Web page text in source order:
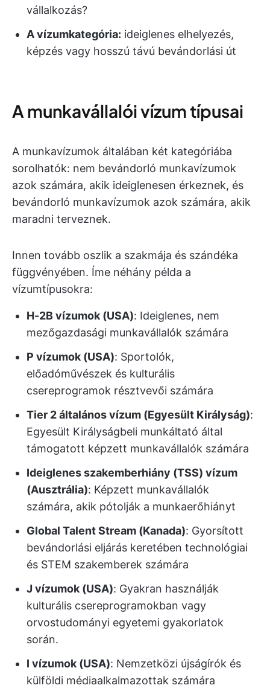
vállalkozás?
A vízumkategória: ideiglenes elhelyezés,
képzés vagy hosszú távú bevándorlási út
A munkavállalói vízum típusai
A munkavízumok általában két kategóriába
sorolhatók: nem bevándorló munkavízumok
azok számára, akik ideiglenesen érkeznek, és
bevándorló munkavízumok azok számára, akik
maradni terveznek.
Innen tovább oszlik a szakmája és szándéka
függvényében. Íme néhány példa a
vízumtípusokra:
H-2B vízumok (USA): Ideiglenes, nem
mezőgazdasági munkavállalók számára
P vízumok (USA): Sportolók,
előadóművészek és kulturális
csereprogramok résztvevői számára
Tier 2 általános vízum (Egyesült Királyság):
Egyesült Királyságbeli munkáltató által
támogatott képzett munkavállalók számára
Ideiglenes szakemberhiány (TSS) vízum
(Ausztrália): Képzett munkavállalók
számára, akik pótolják a munkaerőhiányt
Global Talent Stream (Kanada): Gyorsított
bevándorlási eljárás keretében technológiai
és STEM szakemberek számára
J vízumok (USA): Gyakran használják
kulturális csereprogramokban vagy
orvostudományi egyetemi gyakorlatok
során.
I vízumok (USA): Nemzetközi újságírók és
külföldi médiaalkalmazottak számára